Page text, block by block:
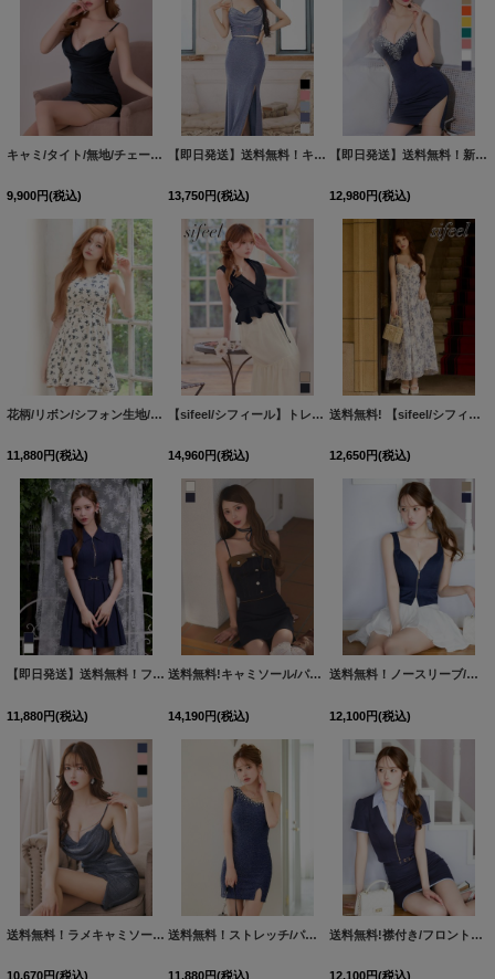
キャミ/タイト/無地/チェーン/ビジュー/スリット/谷間見せ/背中見せ/ミニドレス/キャバドレス【XS-Mサイズ/1カラー】[OF03] 【YN】dzw
9,900円(税込)
【即日発送】送料無料！キャミソールラメセットアップロングドレス/キャバドレス【XS-Lサイズ/5カラー】[OF03] 【YN】dzw
13,750円(税込)
【即日発送】送料無料！新色登場！ビジューキャミソールミニドレス/キャバドレス 【XS-Mサイズ/10カラー】[OF03-X] 【YN】dzw
12,980円(税込)
花柄/リボン/シフォン生地/ノースリーブ/フレアスカート/ミニドレス/キャバドレス【XS-Lサイズ/1カラー】[OF01]【SB】dzwvIA
11,880円(税込)
【sifeel/シフィール】トレンチ風 /襟付き /紐ベルト/シフォン/フレアー/ノースリーブ/谷間見せ/ワンピースドレス/キャバドレス【S-Mサイズ/2カラー】[OF03]【OZ】YNdzwvLD
14,960円(税込)
送料無料! 【sifeel/シフィール】キャミソール/リボン/花柄/シフォン/フレアスカート/谷間見せ/ワンピースドレス/キャバドレス【XS-Lサイズ/1カラー】[OF01]【SB】dzjsLD【一部予約商品/8月下旬発送予定】
12,650円(税込)
【即日発送】送料無料！フロントジップ/プリーツ/襟付き/Aライン/半袖/ミニドレス/キャバドレス【XS-Lサイズ/2カラー】[OF01]【SB】dzwuIA
11,880円(税込)
送料無料!キャミソール/パイピング/リボンチョーカー/Aライン/小花柄/デニム/バイカラー/セットアップ/ミニドレス/キャバドレス【XS-Mサイズ/2カラー】[OF03]【YN】dzwvAG【一部予約商品/9月上旬発送予定】
14,190円(税込)
送料無料！ノースリーブ/ジップアップ/セットアップ/フレアミニドレス/キャバドレス【S-Mサイズ/2カラー】[OF04]【SB】dzquSK
12,100円(税込)
送料無料！ラメキャミソールドレス/グリッター/背中見せ/タイト/ドレープ/ミニドレス/ キャバドレス【XS-Lサイズ/5カラー】[OF03-U] 【YN】dzw【一部予約商品/9月下旬発送予定】
10,670円(税込)
送料無料！ストレッチ/パール/ビジュー/ラメ/ノースリーブ/ミニドレス/キャバドレス【XS-Mサイズ/1カラー】[OF03]【YN】dzwCAO
11,880円(税込)
送料無料!襟付き/フロントジップ/セットアップ/バイカラー/スーツ生地/ミニドレス/キャバドレス【XS-Lサイズ/1カラー】[OF01] 【SB】dzwvAG
12,100円(税込)